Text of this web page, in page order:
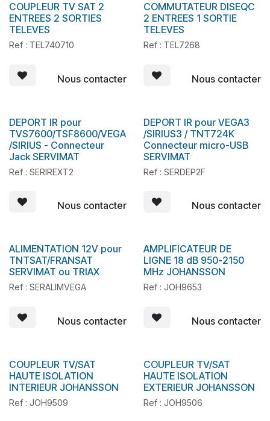
COUPLEUR TV SAT 2
ENTREES 2 SORTIES
TELEVES
Ref : TEL740710
Nous contacter
En stock
COMMUTATEUR DISEQC
2 ENTREES 1 SORTIE
TELEVES
Ref : TEL7268
Nous contacter
En stock
DEPORT IR pour
TVS7600/TSF8600/VEGA
/SIRIUS - Connecteur
Jack SERVIMAT
Ref : SERIREXT2
Nous contacter
En stock
DEPORT IR pour VEGA3
/SIRIUS3 / TNT724K
Connecteur micro-USB
SERVIMAT
Ref : SERDEP2F
Nous contacter
En stock
ALIMENTATION 12V pour
TNTSAT/FRANSAT
SERVIMAT ou TRIAX
Ref : SERALIMVEGA
Nous contacter
En stock
AMPLIFICATEUR DE
LIGNE 18 dB 950-2150
MHz JOHANSSON
Ref : JOH9653
Nous contacter
En stock
COUPLEUR TV/SAT
HAUTE ISOLATION
INTERIEUR JOHANSSON
Ref : JOH9509
En stock
COUPLEUR TV/SAT
HAUTE ISOLATION
EXTERIEUR JOHANSSON
Ref : JOH9506